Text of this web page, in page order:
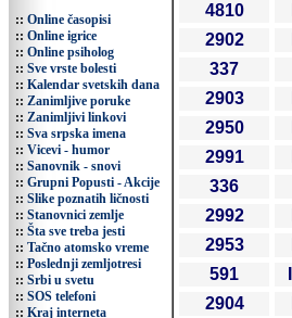
:: Online časopisi
:: Online igrice
:: Online psiholog
:: Sve vrste bolesti
:: Kalendar svetskih dana
:: Zanimljive poruke
:: Zanimljivi linkovi
:: Sva srpska imena
:: Vicevi - humor
:: Sanovnik - snovi
:: Grupni Popusti - Akcije
:: Slike poznatih ličnosti
:: Stanovnici zemlje
:: Šta sve treba jesti
:: Tačno atomsko vreme
:: Poslednji zemljotresi
:: Srbi u svetu
:: SOS telefoni
:: Kraj interneta
4810
2902
337
2903
2950
2991
336
2992
2953
591
2904